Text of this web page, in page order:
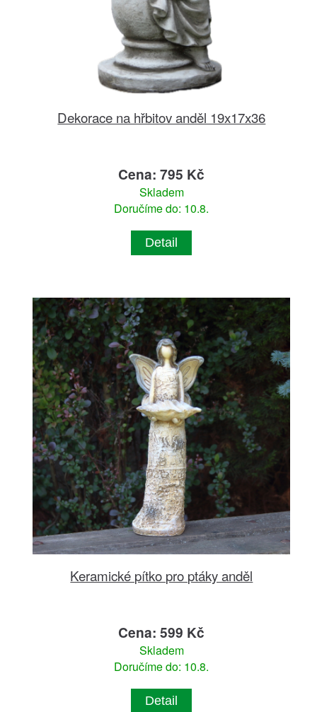
Dekorace na hřbitov anděl 19x17x36
Cena: 795 Kč
Skladem
Doručíme do: 10.8.
Detail
Keramické pítko pro ptáky anděl
Cena: 599 Kč
Skladem
Doručíme do: 10.8.
Detail